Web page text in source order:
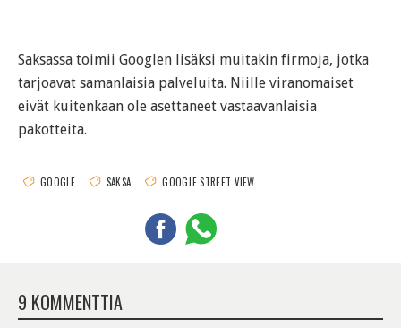
Saksassa toimii Googlen lisäksi muitakin firmoja, jotka
tarjoavat samanlaisia palveluita. Niille viranomaiset
eivät kuitenkaan ole asettaneet vastaavanlaisia
pakotteita.
GOOGLE SAKSA GOOGLE STREET VIEW
9 KOMMENTTIA